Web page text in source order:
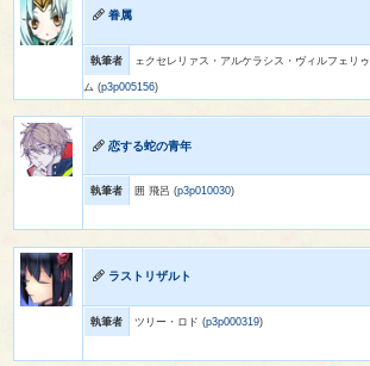
眷属
執筆者 ェクセレリァス・アルケラシス・ヴィルフェリゥ
ム (p3p005156)
恋する蛇の青年
執筆者 囲 飛呂 (p3p010030)
ラストリザルト
執筆者 ツリー・ロド (p3p000319)